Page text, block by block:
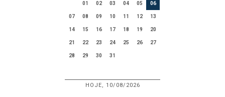
01
02 03 04 05 06
07 08 09 10 11 12 13
14 15 16 17 18 19 20
21 22 23 24 25 26 27
28 29 30 31
HOJE, 10/08/2026